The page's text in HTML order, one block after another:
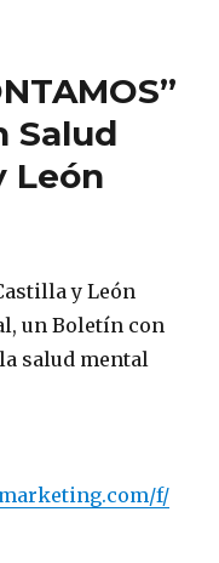
Salud
León
y León
un Boletín con
salud mental
f/